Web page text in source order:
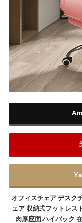
オフィスチェア デスク
ェア 収納式フットレス
肉厚座面 ハイバック